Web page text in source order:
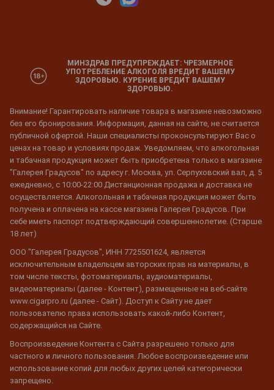
МИНЗДРАВ ПРЕДУПРЕЖДАЕТ: ЧРЕЗМЕРНОЕ
УПОТРЕБЛЕНИЕ АЛКОГОЛЯ ВРЕДИТ ВАШЕМУ
ЗДОРОВЬЮ. КУРЕНИЕ ВРЕДИТ ВАШЕМУ
ЗДОРОВЬЮ.
Внимание! Гарантировать наличие товара в магазине невозможно
без его бронирования. Информация, данная на сайте, не считается
публичной офертой. Наши специалисты проконсультируют Вас о
ценах на товар и условиях продаж. Уведомляем, что алкогольная
и табачная продукция может быть приобретена только в магазине
"Галерея Градусов" по адресу г. Москва, ул. Серпуховский вал, д. 5
ежедневно, с 10:00-22:00 Дистанционная продажа и доставка не
осуществляется. Алкогольная и табачная продукция может быть
получена и оплачена на кассе магазина Галерея Градусов. При
себе иметь паспорт подтверждающий совершеннолетие. (Старше
18 лет)
ООО "Галерея Градусов", ИНН 7725501624, является
исключительным владельцем авторских прав на материалы, в
том числе тексты, фотоматериалы, аудиоматериалы,
видеоматериалы (далее - Контент), размещенные на веб-сайте
www.cigarpro.ru (далее - Сайт). Доступ к Сайту не дает
пользователю права использовать какой-либо Контент,
содержащийся на Сайте.
Воспроизведение Контента с Сайта разрешено только для
частного и личного пользования. Любое воспроизведение или
использование копий для любых других целей категорически
запрещено.